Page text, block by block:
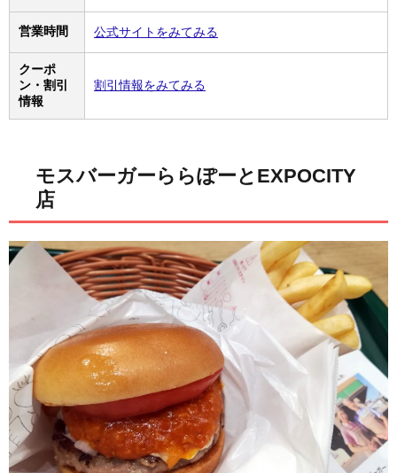
営業時間 公式サイトをみてみる
クーポ
ン・割引
情報
割引情報をみてみる
モスバーガーららぽーとEXPOCITY
店